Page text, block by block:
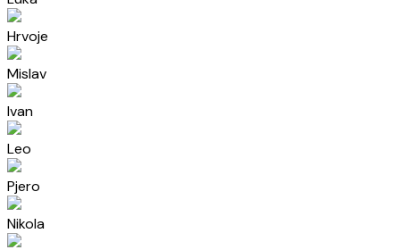
Hrvoje
Mislav
Ivan
Leo
Pjero
Nikola